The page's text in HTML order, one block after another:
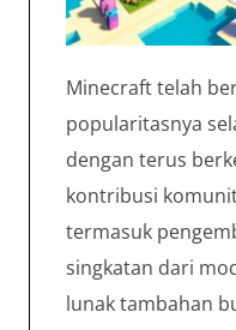
Minecraft telah
popularitasnya
dengan terus
kontribusi
termasuk
singkatan dari
lunak tambahan